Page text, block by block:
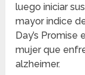
luego iniciar
mayor indice
Day’s
mujer que
alzheimer.